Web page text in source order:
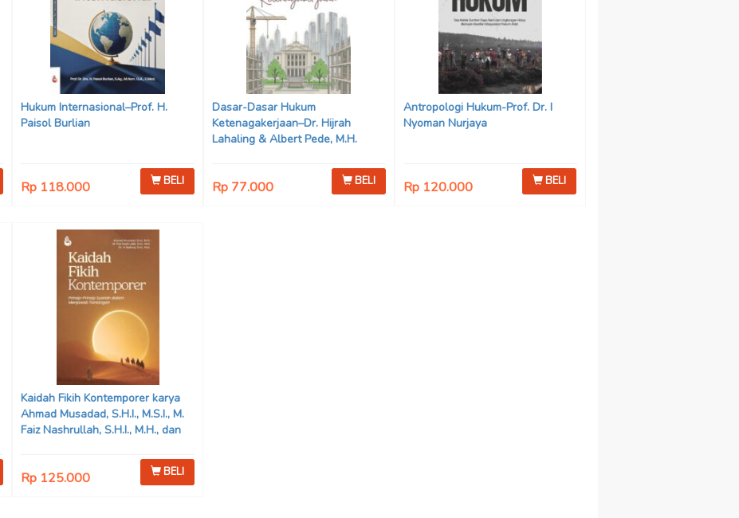
Hukum Internasional–Prof. H.
Paisol Burlian
Rp 118.000 BELI
Dasar-Dasar Hukum
Ketenagakerjaan–Dr. Hijrah
Lahaling & Albert Pede, M.H.
Rp 77.000 BELI
Antropologi Hukum-Prof. Dr. I
Nyoman Nurjaya
Rp 120.000 BELI
Kaidah Fikih Kontemporer karya
Ahmad Musadad, S.H.I., M.S.I., M.
Faiz Nashrullah, S.H.I., M.H., dan
Rp 125.000 BELI